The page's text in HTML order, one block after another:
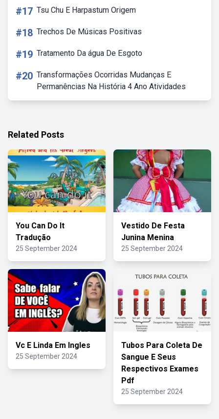
#17 Tsu Chu E Harpastum Origem
#18 Trechos De Músicas Positivas
#19 Tratamento Da água De Esgoto
#20 Transformações Ocorridas Mudanças E
Permanências Na História 4 Ano Atividades
Related Posts
You Can Do It
Tradução
25 September 2024
Vestido De Festa
Junina Menina
25 September 2024
Vc E Linda Em Ingles
25 September 2024
Tubos Para Coleta De
Sangue E Seus
Respectivos Exames
Pdf
25 September 2024